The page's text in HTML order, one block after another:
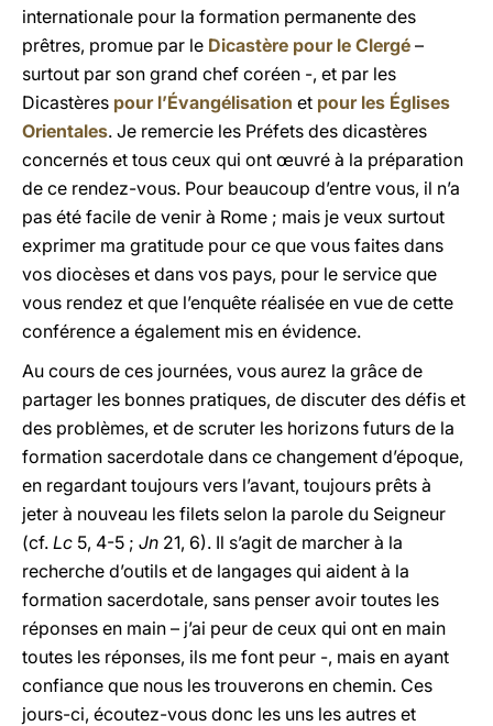
internationale pour la formation permanente des
prêtres, promue par le Dicastère pour le Clergé –
surtout par son grand chef coréen -, et par les
Dicastères pour l’Évangélisation et pour les Églises
Orientales. Je remercie les Préfets des dicastères
concernés et tous ceux qui ont œuvré à la préparation
de ce rendez-vous. Pour beaucoup d’entre vous, il n’a
pas été facile de venir à Rome ; mais je veux surtout
exprimer ma gratitude pour ce que vous faites dans
vos diocèses et dans vos pays, pour le service que
vous rendez et que l’enquête réalisée en vue de cette
conférence a également mis en évidence.
Au cours de ces journées, vous aurez la grâce de
partager les bonnes pratiques, de discuter des défis et
des problèmes, et de scruter les horizons futurs de la
formation sacerdotale dans ce changement d’époque,
en regardant toujours vers l’avant, toujours prêts à
jeter à nouveau les filets selon la parole du Seigneur
(cf. Lc 5, 4-5 ; Jn 21, 6). Il s’agit de marcher à la
recherche d’outils et de langages qui aident à la
formation sacerdotale, sans penser avoir toutes les
réponses en main – j’ai peur de ceux qui ont en main
toutes les réponses, ils me font peur -, mais en ayant
confiance que nous les trouverons en chemin. Ces
jours-ci, écoutez-vous donc les uns les autres et